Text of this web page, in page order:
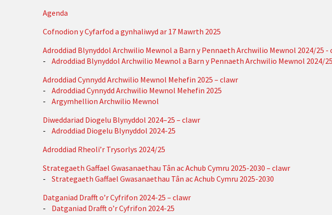
Agenda
Cofnodion y Cyfarfod a gynhaliwyd ar 17 Mawrth 2025
Adroddiad Blynyddol Archwilio Mewnol a Barn y Pennaeth Archwilio Mewnol 2024/25 -
- Adroddiad Blynyddol Archwilio Mewnol a Barn y Pennaeth Archwilio Mewnol 2024/25
Adroddiad Cynnydd Archwilio Mewnol Mehefin 2025 – clawr
- Adroddiad Cynnydd Archwilio Mewnol Mehefin 2025
- Argymhellion Archwilio Mewnol
Diweddariad Diogelu Blynyddol 2024–25 – clawr
- Adroddiad Diogelu Blynyddol 2024-25
Adroddiad Rheoli’r Trysorlys 2024/25
Strategaeth Gaffael Gwasanaethau Tân ac Achub Cymru 2025-2030 – clawr
- Strategaeth Gaffael Gwasanaethau Tân ac Achub Cymru 2025-2030
Datganiad Drafft o’r Cyfrifon 2024-25 – clawr
- Datganiad Drafft o’r Cyfrifon 2024-25